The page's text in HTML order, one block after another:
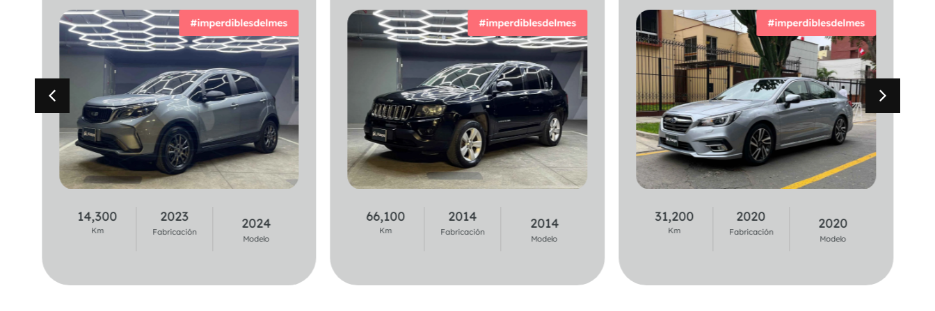
#imperdiblesdelmes
14,300
Km
2023
Fabricación
2024
Modelo
#imperdiblesdelmes
66,100
Km
2014
Fabricación
2014
Modelo
#imperdiblesdelmes
31,200
Km
2020
Fabricación
2020
Modelo
37,100
Km
2020
Fabricación
2021
Modelo
44,900
Km
2020
Fabricación
2021
Modelo
#Imperdiblesdelmes
31,200
Km
2020
Fabricación
2020
Modelo